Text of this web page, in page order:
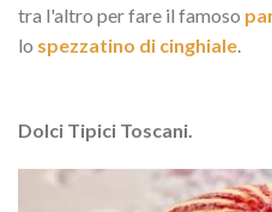
tra l'altro per fare il famoso
lo spezzatino di cinghiale.
Dolci Tipici Toscani.